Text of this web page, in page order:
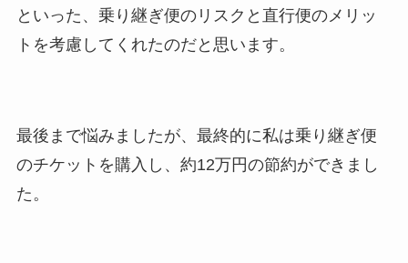
といった、乗り継ぎ便のリスクと直行便のメリッ
トを考慮してくれたのだと思います。
最後まで悩みましたが、最終的に私は乗り継ぎ便
のチケットを購入し、約12万円の節約ができまし
た。